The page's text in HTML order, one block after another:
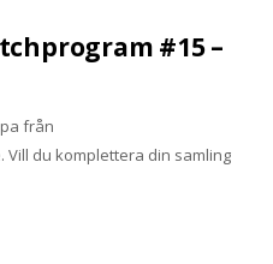
#15 –
från
du komplettera din samling